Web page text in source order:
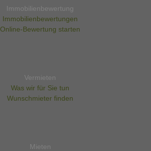
Immobilienbewertung
Immobilienbewertungen
Online-Bewertung starten
Vermieten
Was wir für Sie tun
Wunschmieter finden
Mieten